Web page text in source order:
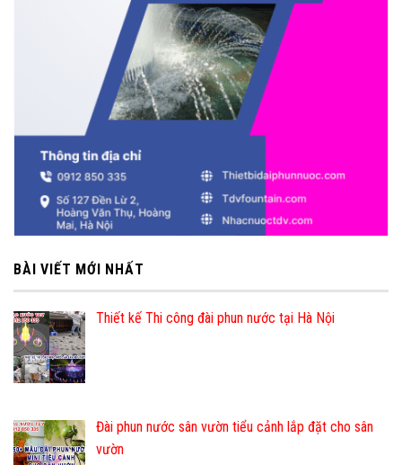
BÀI VIẾT MỚI NHẤT
Thiết kế Thi công đài phun nước tại Hà Nội
Đài phun nước sân vườn tiểu cảnh lắp đặt cho sân
vườn